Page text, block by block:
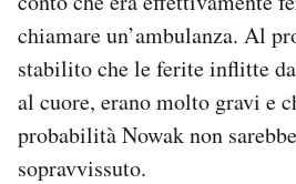
chiamare un’ambulanza. Al
stabilito che le ferite inflitte
al cuore, erano molto gravi e
probabilità Nowak non
sopravvissuto.